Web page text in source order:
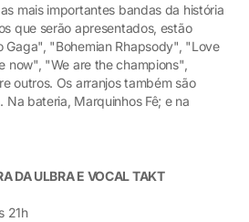
mais importantes bandas da história
que serão apresentados, estão
Gaga", "Bohemian Rhapsody", "Love
now", "We are the champions",
outros. Os arranjos também são
Na bateria, Marquinhos Fê; e na
DA ULBRA E VOCAL TAKT
21h